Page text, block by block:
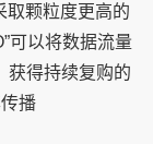
取颗粒度更高的
可以将数据流量
获得持续复购的
播